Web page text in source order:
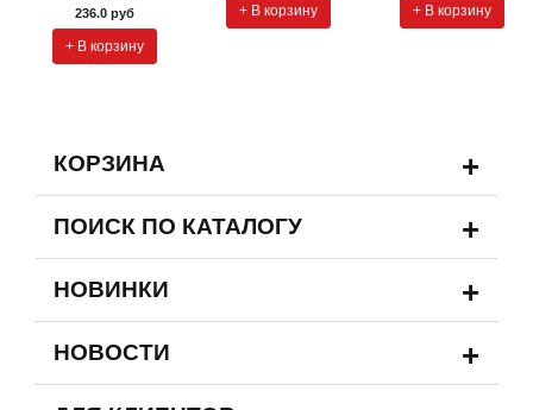
236.0 руб
+ В корзину
+ В корзину + В корзину
КОРЗИНА +
ПОИСК ПО КАТАЛОГУ +
НОВИНКИ +
НОВОСТИ +